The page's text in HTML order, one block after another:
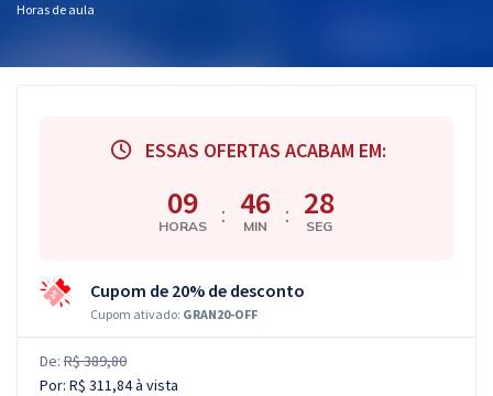
Aprovados
Horas de aula
ESSAS OFERTAS ACABAM EM:
09
HORAS : 46
MIN : 27
SEG
Cupom de 20% de desconto
Cupom ativado: GRAN20-OFF
De: R$ 389,80
Por: R$ 311,84à vista